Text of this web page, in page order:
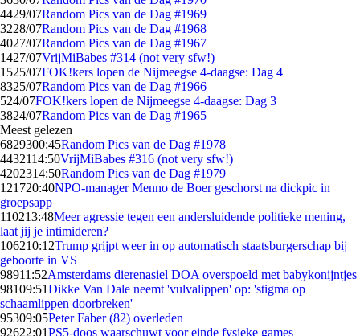
4429/07Random Pics van de Dag #1969
3228/07Random Pics van de Dag #1968
4027/07Random Pics van de Dag #1967
1427/07VrijMiBabes #314 (not very sfw!)
1525/07FOK!kers lopen de Nijmeegse 4-daagse: Dag 4
8325/07Random Pics van de Dag #1966
524/07FOK!kers lopen de Nijmeegse 4-daagse: Dag 3
3824/07Random Pics van de Dag #1965
Meest gelezen
6829300:45Random Pics van de Dag #1978
4432114:50VrijMiBabes #316 (not very sfw!)
4202314:50Random Pics van de Dag #1979
121720:40NPO-manager Menno de Boer geschorst na dickpic in
groepsapp
110213:48Meer agressie tegen een andersluidende politieke mening,
laat jij je intimideren?
106210:12Trump grijpt weer in op automatisch staatsburgerschap bij
geboorte in VS
98911:52Amsterdams dierenasiel DOA overspoeld met babykonijntjes
98109:51Dikke Van Dale neemt 'vulvalippen' op: 'stigma op
schaamlippen doorbreken'
95309:05Peter Faber (82) overleden
92622:01PS5-doos waarschuwt voor einde fysieke games